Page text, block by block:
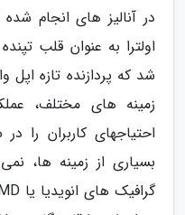
اولترا به عنوان قلب
شد که پردازنده تازه اپل
زمینه های مختلف،
احتیاجهای کاربران را
بسیاری از زمینه ها،